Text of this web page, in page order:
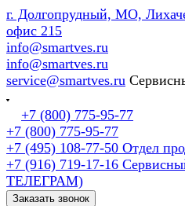
г. Долгопрудный, МО,
офис 215
info@smartves.ru
info@smartves.ru
service@smartves.ru
+7 (800) 775-95-77
+7 (800) 775-95-77
+7 (495) 108-77-50 Отдел
+7 (916) 719-17-16
ТЕЛЕГРАМ)
Заказать звонок